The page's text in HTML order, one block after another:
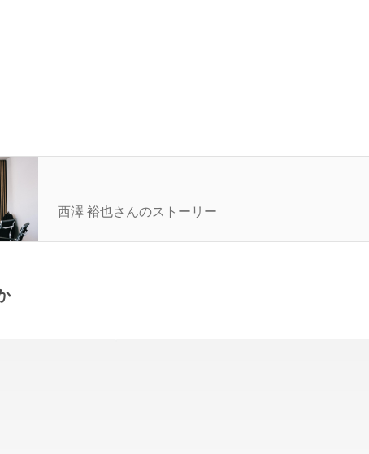
社？ 〜Nextatを作っ
ていく経営陣と管理職の素顔〜
西澤 裕也さんのストーリー